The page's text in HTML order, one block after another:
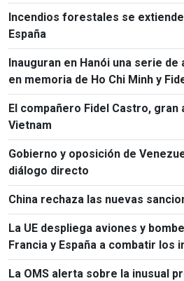
Incendios forestales se
España
Inauguran en Hanói una serie
en memoria de Ho Chi Minh y
El compañero Fidel Castro, gran
Vietnam
Gobierno y oposición de
diálogo directo
China rechaza las nuevas
La UE despliega aviones y
Francia y España a combatir los
La OMS alerta sobre la inusual